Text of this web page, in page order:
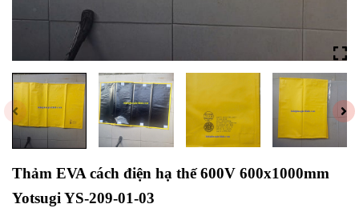
Thảm EVA cách điện hạ thế 600V 600x1000mm
Yotsugi YS-209-01-03